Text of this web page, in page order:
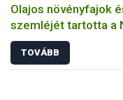
Olajos növényfajok
szemléjét tartotta a
TOVÁBB